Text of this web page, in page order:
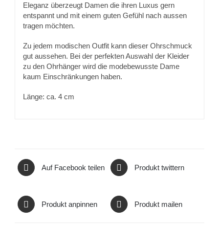
Eleganz überzeugt Damen die ihren Luxus gern
entspannt und mit einem guten Gefühl nach aussen
tragen möchten.
Zu jedem modischen Outfit kann dieser Ohrschmuck
gut aussehen. Bei der perfekten Auswahl der Kleider
zu den Ohrhänger wird die modebewusste Dame
kaum Einschränkungen haben.
Länge: ca. 4 cm
Auf Facebook teilen Produkt twittern
Produkt anpinnen Produkt mailen